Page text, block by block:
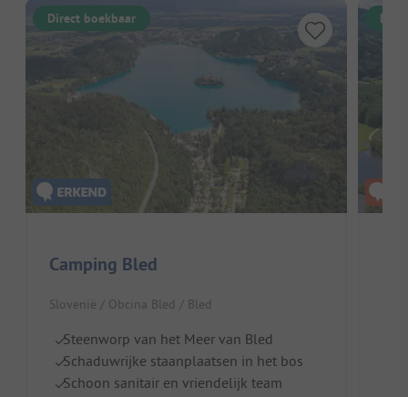
Direct boekbaar
Camping Bled
Slovenië / Obcina Bled / Bled
Steenworp van het Meer van Bled
Schaduwrijke staanplaatsen in het bos
Schoon sanitair en vriendelijk team